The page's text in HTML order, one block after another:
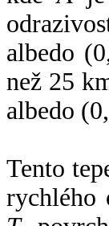
albedo
než 25
albedo
Tento
rychlého